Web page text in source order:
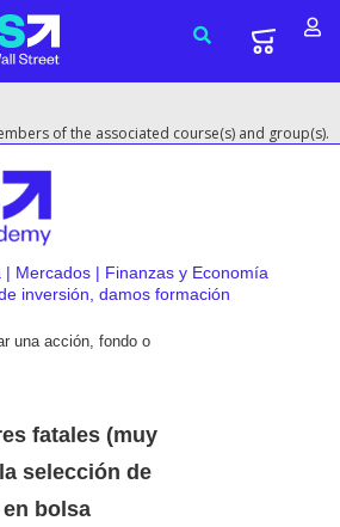
of the associated course(s) and group(s).
| Mercados | Finanzas y Economía
inversión, damos formación
una acción, fondo o
fatales (muy
selección de
bolsa